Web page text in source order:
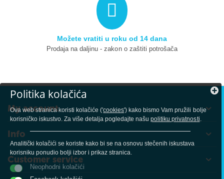
Možete vratiti u roku od 14 dana
Prodaja na daljinu - zakon o zaštiti potrošača
My account
Info
Customer service
Politika kolačića
Ova web stranica koristi kolačiće ('cookies') kako bismo Vam pružili bolje
korisničko iskustvo. Za više detalja pogledajte našupolitiku privatnosti.
Analitički kolačići se koriste kako bi se na osnovu stečenih iskustava
korisniku ponudio bolji izbor i prikaz stranica.
Neophodni kolačići